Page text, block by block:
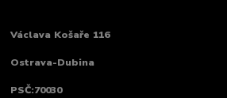
Václava Košaře 116
Ostrava-Dubina
PSČ:70030